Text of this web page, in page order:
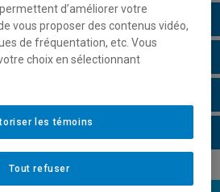
d’améliorer votre
vous proposer des contenus vidéo,
de fréquentation, etc. Vous
choix en sélectionnant
Tout refuser
les témoins